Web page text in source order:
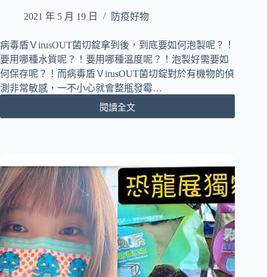
激
全
台
唯
1
奈
米
純
|
物
理
性
抗
菌
2021 年 5 月 19 日 防疫好物
病毒盾ＶirusOUT菌切錠拿到後，到底要如何泡製呢？！
要用哪種水質呢？！要用哪種溫度呢？！泡製好需要如
何保存呢？！而病毒盾ＶirusOUT菌切錠對於有機物的偵
測非常敏感，一不小心就會整瓶發霉…
閱讀全文
懶
何
泡
製
病
毒
盾
Ｖ
irusOUT
菌